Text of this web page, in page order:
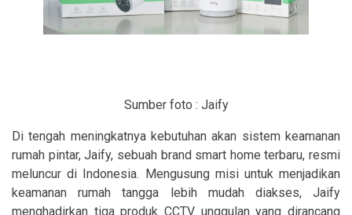
Sumber foto : Jaify
Di tengah meningkatnya kebutuhan akan sistem keamanan
rumah pintar, Jaify, sebuah brand smart home terbaru, resmi
meluncur di Indonesia. Mengusung misi untuk menjadikan
keamanan rumah tangga lebih mudah diakses, Jaify
menghadirkan tiga produk CCTV unggulan yang dirancang